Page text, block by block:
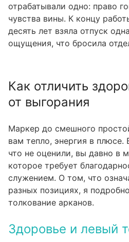
отрабатывали одно: право
чувства вины. К концу
десять лет взяла отпуск
ощущения, что бросила
Как отличить
от выгорания
Маркер до смешного
вам тепло, энергия в плюсе.
что не оценили, вы давно в
которое требует
служением. О том, что
разных позициях, я
толкование арканов.
Здоровье и левый